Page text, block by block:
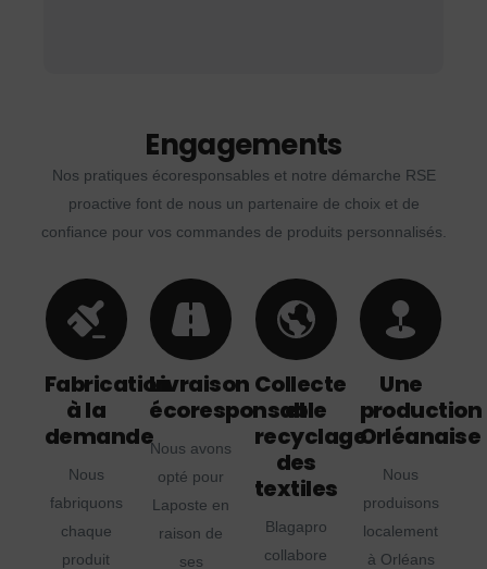
Engagements
Nos pratiques écoresponsables et notre démarche RSE
proactive font de nous un partenaire de choix et de
confiance pour vos commandes de produits personnalisés.
Fabrication
à la
demande
Nous
fabriquons
chaque
produit
Livraison
écoresponsable
Nous avons
opté pour
Laposte en
raison de
ses
Collecte
et
recyclage
des
textiles
Blagapro
collabore
Une
production
Orléanaise
Nous
produisons
localement
à Orléans